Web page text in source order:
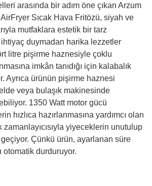
arasında bir adım öne çıkan Arzum
Sıcak Hava Fritözü, siyah ve
mutfaklara estetik bir tarz
ihtiyaç duymadan harika lezzetler
litre pişirme haznesiyle çoklu
imkân tanıdığı için kalabalık
Ayrıca ürünün pişirme haznesi
veya bulaşık makinesinde
1350 Watt motor gücü
hızlıca hazırlanmasına yardımcı olan
zamanlayıcısıyla yiyeceklerin unutulup
geçiyor. Çünkü ürün, ayarlanan süre
otomatik durduruyor.